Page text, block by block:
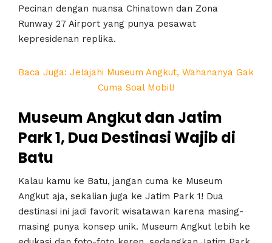
Pecinan dengan nuansa Chinatown dan Zona
Runway 27 Airport yang punya pesawat
kepresidenan replika.
Baca Juga: Jelajahi Museum Angkut, Wahananya Gak
Cuma Soal Mobil!
Museum Angkut dan Jatim
Park 1, Dua Destinasi Wajib di
Batu
Kalau kamu ke Batu, jangan cuma ke Museum
Angkut aja, sekalian juga ke Jatim Park 1! Dua
destinasi ini jadi favorit wisatawan karena masing-
masing punya konsep unik. Museum Angkut lebih ke